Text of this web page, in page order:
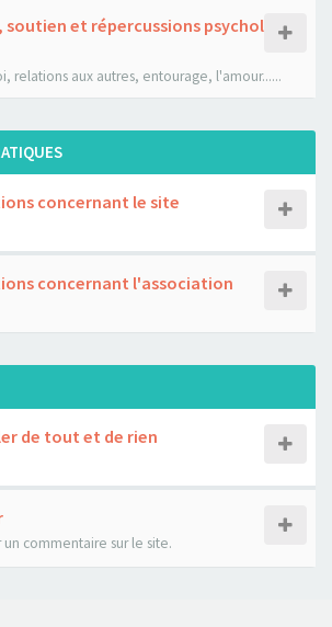
soutien et répercussions psychol
relations aux autres, entourage, l'amour......
concernant le site
concernant l'association
de tout et de rien
un commentaire sur le site.